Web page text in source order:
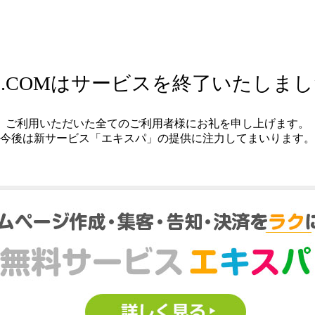
はサービスを終了いたしま
ご利用いただいた全てのご利用者様にお礼を申し上げます。
今後は新サービス「エキスパ」の提供に注力してまいります。